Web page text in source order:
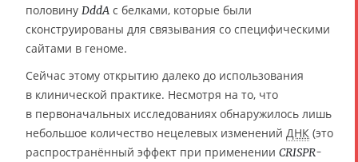
половину DddA с белками, которые были
сконструированы для связывания со специфическими
сайтами в геноме.
Сейчас этому открытию далеко до использования
в клинической практике. Несмотря на то, что
в первоначальных исследованиях обнаружилось лишь
небольшое количество нецелевых изменений ДНК (это
распространённый эффект при применении CRISPR-